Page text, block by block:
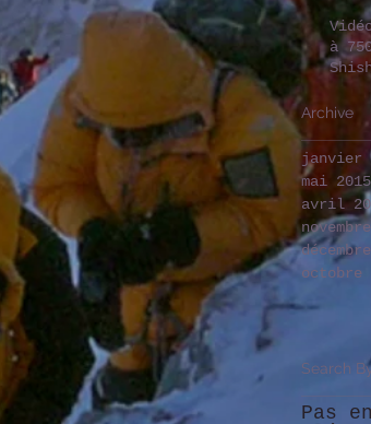
à
Archive
janvier
mai 2015
avril
octobre
Search
Pas